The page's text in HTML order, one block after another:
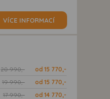
VÍCE INFORMACÍ
20 990,-
od 15 770,-
19 990,-
od 15 770,-
17 990,- od 14 770,-